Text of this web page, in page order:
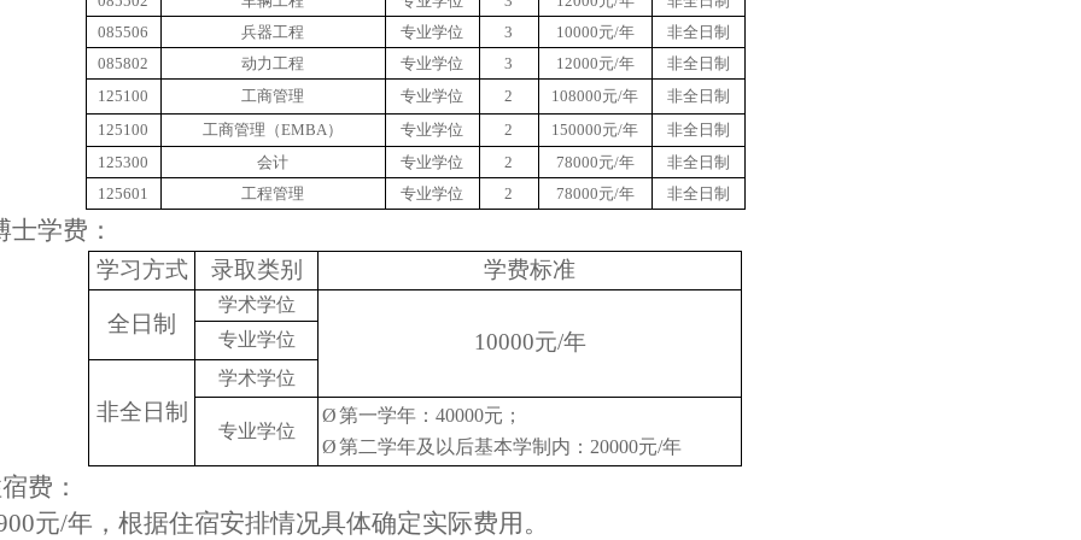
085506
兵器工程 专业学位 3 10000元/年
非全日制
085802
动力工程 专业学位 3 12000元/年
非全日制
125100
工商管理 专业学位 2 108000元/年
非全日制
125100
工商管理（EMBA） 专业学位 2 150000元/年
非全日制
125300
会计 专业学位 2 78000元/年
非全日制
125601
工程管理 专业学位 2 78000元/年 非全日制
士学费：
学习方式 录取类别 学费标准
全日制
学术学位
10000元/年
专业学位
非全日制
学术学位
专业学位
Ø第一学年： 40000元；
Ø第二学年及以后基本学制内： 20000元/年
费：
元/年，根据住宿安排情况具体确定实际费用。